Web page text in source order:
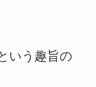
いう趣旨の